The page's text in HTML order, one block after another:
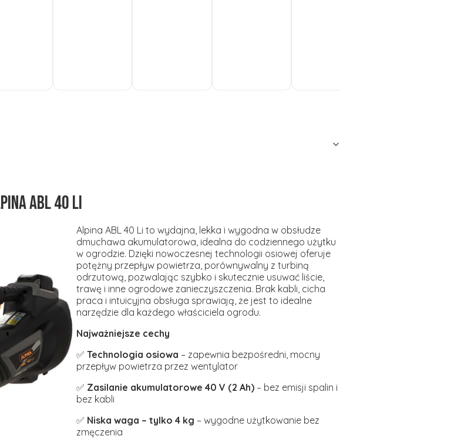
ABL 40 LI
Alpina ABL 40 Li to wydajna, lekka i wygodna w obsłudze
dmuchawa akumulatorowa, idealna do codziennego użytku
w ogrodzie. Dzięki nowoczesnej technologii osiowej oferuje
potężny przepływ powietrza, porównywalny z turbiną
odrzutową, pozwalając szybko i skutecznie usuwać liście,
trawę i inne ogrodowe zanieczyszczenia. Brak kabli, cicha
praca i intuicyjna obsługa sprawiają, że jest to idealne
narzędzie dla każdego właściciela ogrodu.
Najważniejsze cechy
✅ Technologia osiowa – zapewnia bezpośredni, mocny
przepływ powietrza przez wentylator
✅ Zasilanie akumulatorowe 40 V (2 Ah) – bez emisji spalin i
bez kabli
✅ Niska waga – tylko 4 kg – wygodne użytkowanie bez
zmęczenia